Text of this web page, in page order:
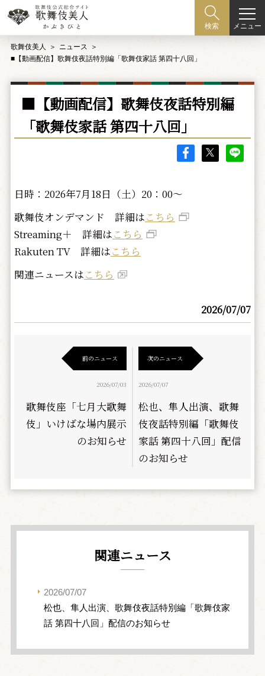
検索 メニュー
歌舞伎美人
ニュース
■【動画配信】歌舞伎夜話特別編「歌舞伎家話 第四十八回」
■【動画配信】歌舞伎夜話特別編
「歌舞伎家話 第四十八回」
日時：2026年7月18日（土）20：00～
歌舞伎オンデマンド 詳細はこちら
Streaming＋ 詳細はこちら
Rakuten TV 詳細はこちら
関連ニュースはこちら
2026/07/07
前のニュース
2026/07/03
歌舞伎座「七月大歌舞
伎」いけばな場内展示
のお知らせ
次のニュース
2026/07/07
松也、隼人出演、歌舞
伎夜話特別編「歌舞伎
家話 第四十八回」配信
のお知らせ
関連ニュース
2026/07/07
松也、隼人出演、歌舞伎夜話特別編「歌舞伎家
話 第四十八回」配信のお知らせ